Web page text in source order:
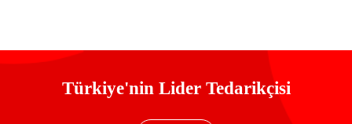
Türkiye'nin Lider Tedarikçisi